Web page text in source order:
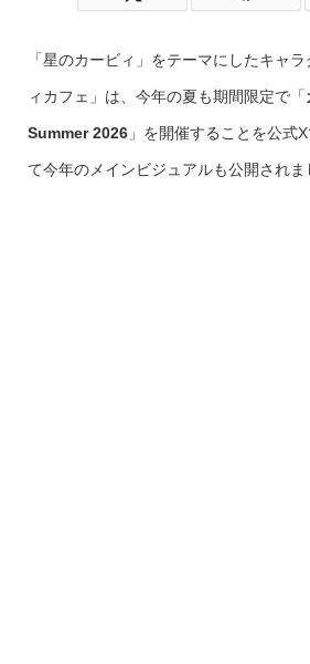
「星のカービィ」をテーマにしたキャ
ィカフェ」は、今年の夏も期間限定で「
Summer 2026」を開催することを公式
て今年のメインビジュアルも公開されま